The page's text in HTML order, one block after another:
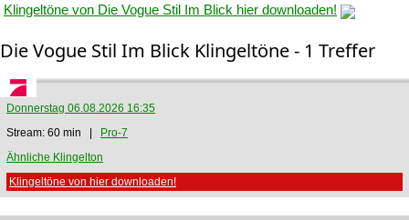
Klingeltöne von Die Vogue Stil Im Blick hier downloaden!
Die Vogue Stil Im Blick Klingeltöne - 1 Treffer
Donnerstag 06.08.2026 16:35
Stream: 60 min |
Pro-7
Ähnliche Klingelton
Klingeltöne von hier downloaden!